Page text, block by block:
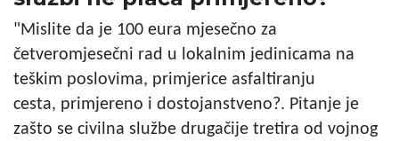
"Mislite da je 100 eura mjesečno za
četveromjesečni rad u lokalnim jedinicama na
teškim poslovima, primjerice asfaltiranju
cesta, primjereno i dostojanstveno?. Pitanje je
zašto se civilna službe drugačije tretira od vojnog